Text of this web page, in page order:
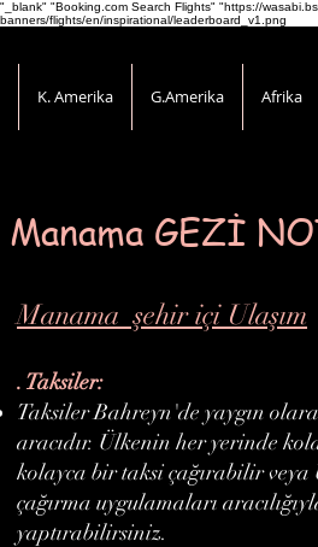
"_blank" "Booking.com Search Flights" "https://
banners/flights/en/inspirational/leaderboard_v1.png
K. Amerika G.Amerika Afrika
Manama GEZİ
Manama şehir içi Ulaşım
. Taksiler:
Taksiler Bahreyn'de yaygın
aracıdır. Ülkenin her yerinde
kolayca bir taksi çağırabilir veya
çağırma uygulamaları
yaptırabilirsiniz.